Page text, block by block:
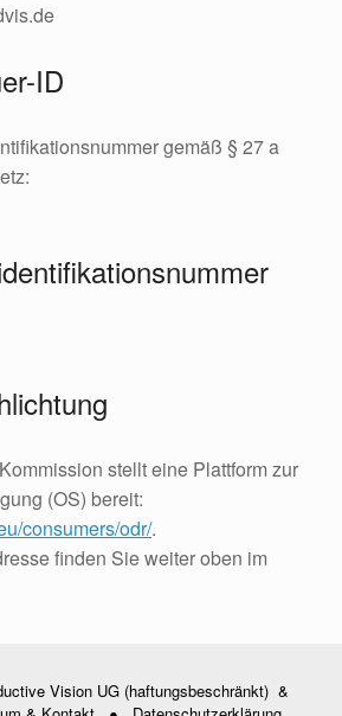
ID
gemäß § 27 a
stellt eine Plattform zur
(OS) bereit:
consumers/odr/.
finden Sie weiter oben im
Vision UG (haftungsbeschränkt) &